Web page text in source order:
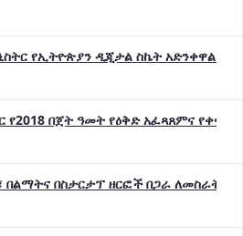
የኢትዮጵያን ዲጂታል ስኬት አድንቀዋል
በጀት ዓመት የዕቅድ አፈጻጸምና
በስታርታፕ ዘርፎች በጋራ ለመስራት
እና ኢኖቬሽን ሳምንት በታላቅ ድምቀት